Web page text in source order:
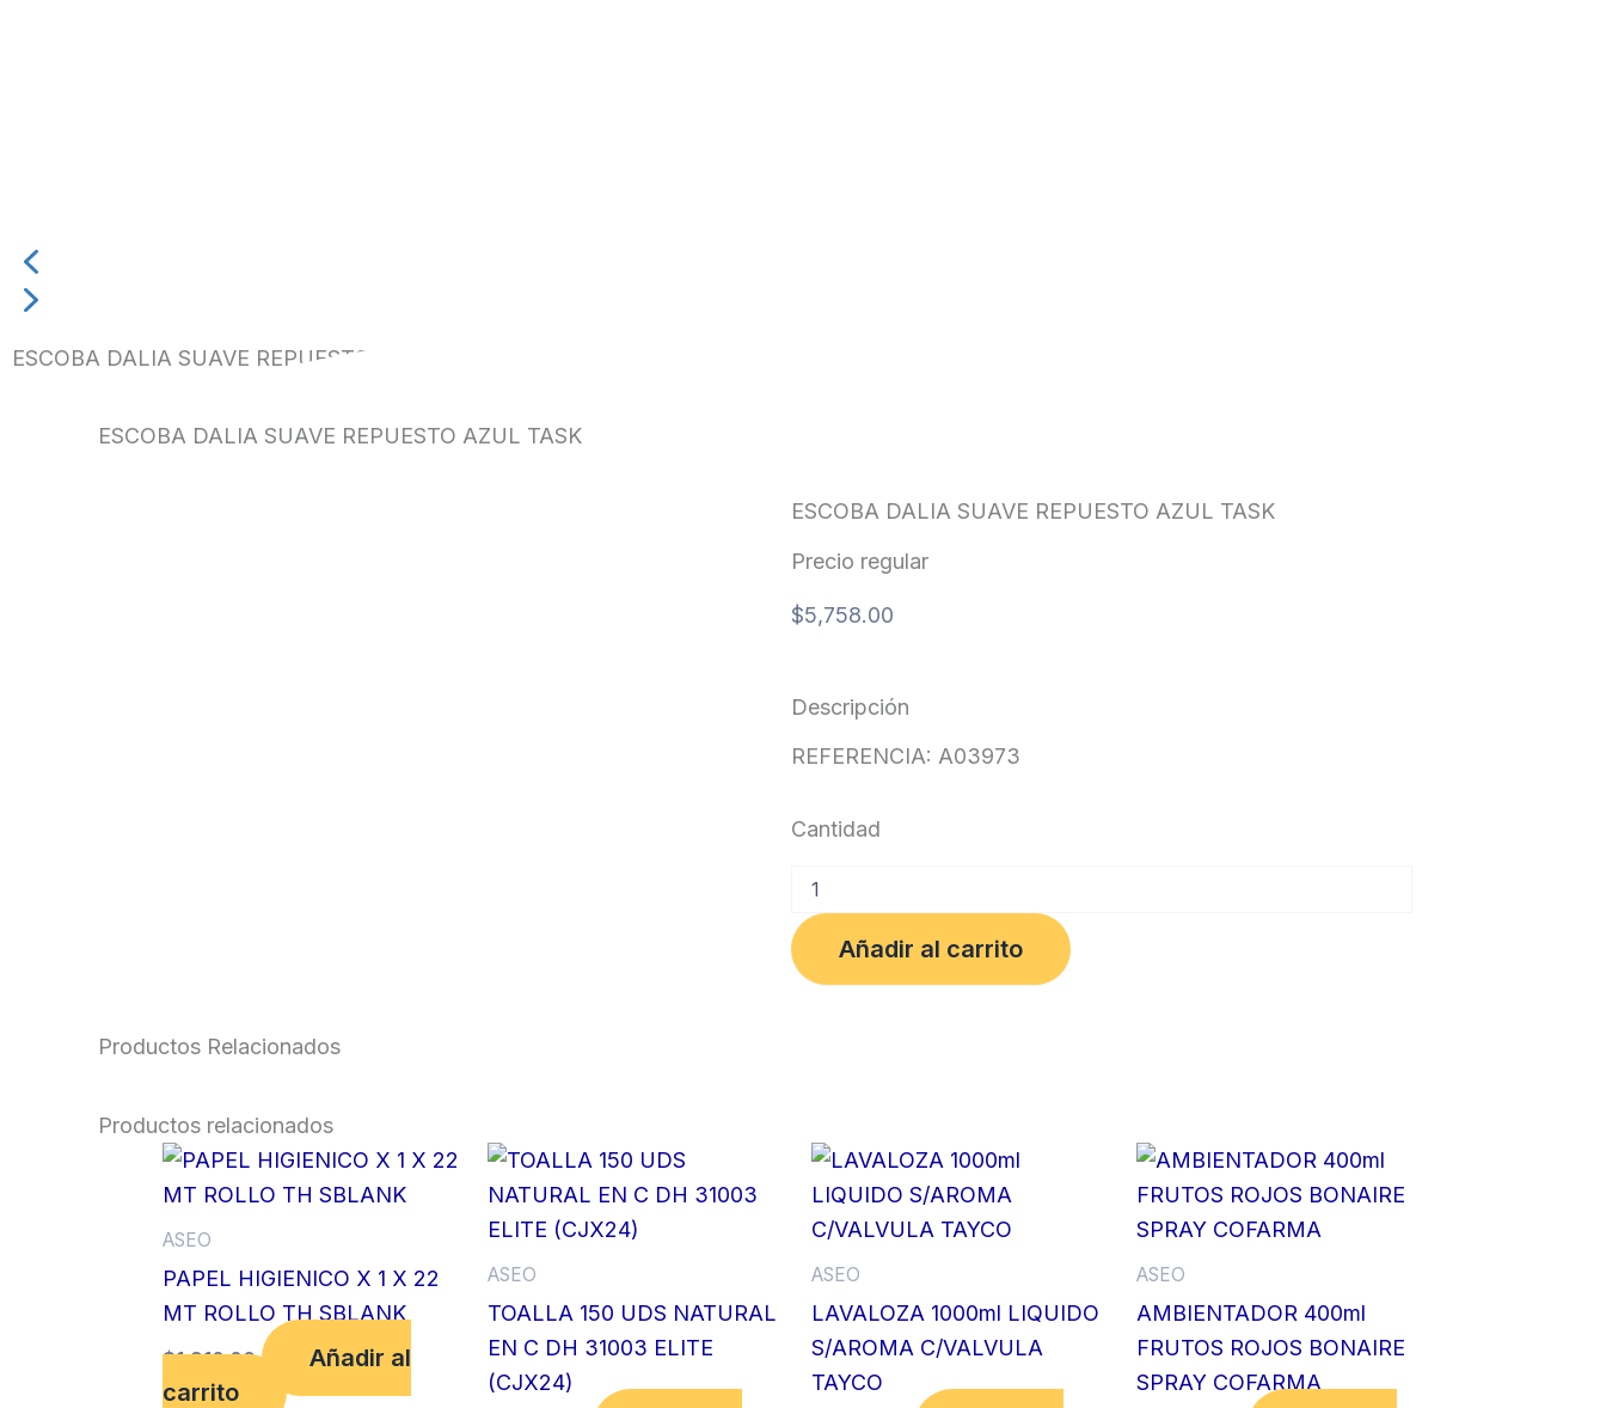
ESCOBA DALIA SUAVE REPUESTO AZUL TASK
ESCOBA DALIA SUAVE REPUESTO AZUL TASK
ESCOBA DALIA SUAVE REPUESTO AZUL TASK
Precio regular
$5,758.00
Descripción
REFERENCIA: A03973
Cantidad
DALIA
SUAVE
REPUESTO
AZUL
Añadir al carrito
Productos Relacionados
Productos relacionados
ASEO
PAPEL HIGIENICO X 1 X 22
MT ROLLO TH SBLANK
$1,910.00
Añadir al
carrito
ASEO
TOALLA 150 UDS NATURAL
EN C DH 31003 ELITE
(CJX24)
ASEO
LAVALOZA 1000ml LIQUIDO
S/AROMA C/VALVULA
TAYCO
ASEO
AMBIENTADOR 400ml
FRUTOS ROJOS BONAIRE
SPRAY COFARMA